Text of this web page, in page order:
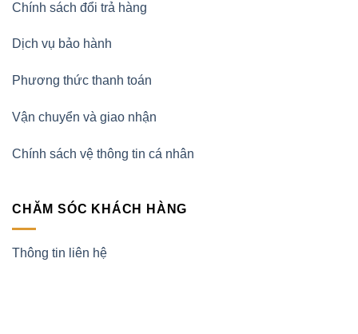
Chính sách đổi trả hàng
Dịch vụ bảo hành
Phương thức thanh toán
Vận chuyển và giao nhận
Chính sách vệ thông tin cá nhân
CHĂM SÓC KHÁCH HÀNG
Thông tin liên hệ